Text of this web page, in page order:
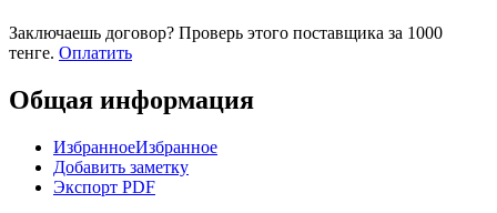
Заключаешь договор? Проверь этого поставщика за 1000
тенге. Оплатить
Общая информация
ИзбранноеИзбранное
Добавить заметку
Экспорт PDF